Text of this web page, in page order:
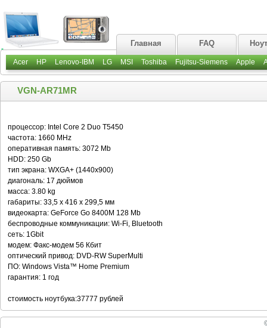
Главная FAQ
Acer HP Lenovo-IBM LG MSI Toshiba Fujitsu-Siemens Apple
VGN-AR71MR
процессор: Intel Core 2 Duo T5450
частота: 1660 MHz
оперативная память: 3072 Mb
HDD: 250 Gb
тип экрана: WXGA+ (1440x900)
диагональ: 17 дюймов
масса: 3.80 kg
габариты: 33,5 x 416 x 299,5 мм
видеокарта: GeForce Go 8400M 128 Mb
беспроводные коммуникации: Wi-Fi, Bluetooth
сеть: 1Gbit
модем: Факс-модем 56 Кбит
оптический привод: DVD-RW SuperMulti
ПО: Windows Vista™ Home Premium
гарантия: 1 год
стоимость ноутбука:37777 рублей